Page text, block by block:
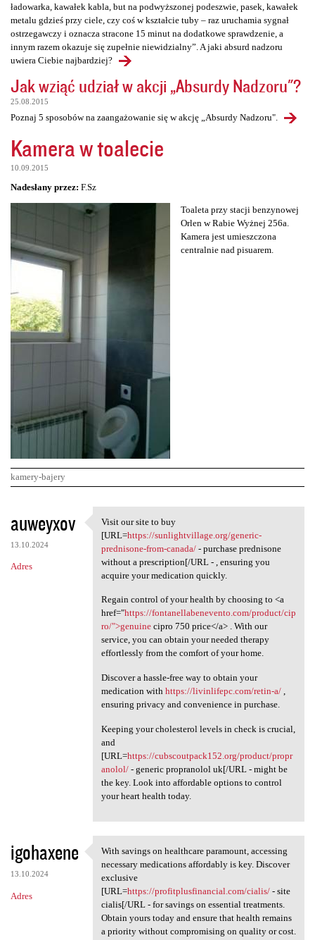
ładowarka, kawałek kabla, but na podwyższonej podeszwie, pasek, kawałek
metalu gdzieś przy ciele, czy coś w kształcie tuby – raz uruchamia sygnał
ostrzegawczy i oznacza stracone 15 minut na dodatkowe sprawdzenie, a
innym razem okazuje się zupełnie niewidzialny”. A jaki absurd nadzoru
uwiera Ciebie najbardziej?
Jak wziąć udział w akcji „Absurdy Nadzoru"?
25.08.2015
Poznaj 5 sposobów na zaangażowanie się w akcję „Absurdy Nadzoru".
Kamera w toalecie
10.09.2015
Nadesłany przez: F.Sz
Toaleta przy stacji benzynowej
Orlen w Rabie Wyżnej 256a.
Kamera jest umieszczona
centralnie nad pisuarem.
kamery-bajery
K
o
m
e
auweyxov
13.10.2024
Adres
Visit our site to buy [URL
Visit our site to buy
[URL=https://sunlightvillage.org/generic-
prednisone-from-canada/- purchase prednisone
without a prescription[/URL - , ensuring you
acquire your medication quickly.
Regain control of your health by choosing to <a
href="https://fontanellabenevento.com/product/cip
ro/">genuinecipro 750 price</a> . With our
service, you can obtain your needed therapy
effortlessly from the comfort of your home.
Discover a hassle-free way to obtain your
medication with https://livinlifepc.com/retin-a/,
ensuring privacy and convenience in purchase.
Keeping your cholesterol levels in check is crucial,
and
[URL=https://cubscoutpack152.org/product/propr
anolol/- generic propranolol uk[/URL - might be
the key. Look into affordable options to control
your heart health today.
igohaxene
13.10.2024
Adres
With savings on healthcare
With savings on healthcare paramount, accessing
necessary medications affordably is key. Discover
exclusive
[URL=https://profitplusfinancial.com/cialis/- site
cialis[/URL - for savings on essential treatments.
Obtain yours today and ensure that health remains
a priority without compromising on quality or cost.